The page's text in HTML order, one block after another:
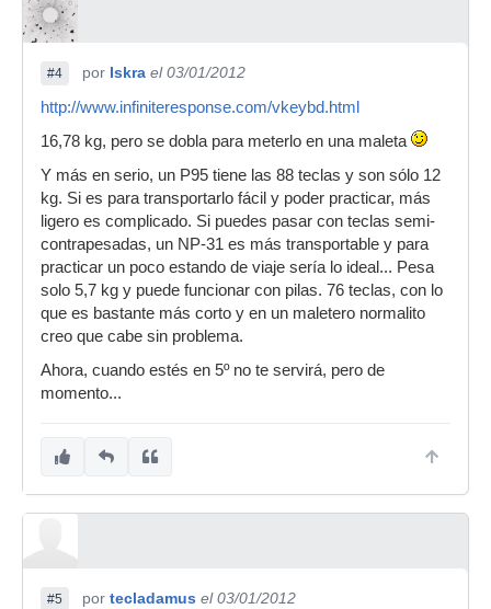
#4 por Iskra el 03/01/2012
http://www.infiniteresponse.com/vkeybd.html
16,78 kg, pero se dobla para meterlo en una maleta
Y más en serio, un P95 tiene las 88 teclas y son sólo 12
kg. Si es para transportarlo fácil y poder practicar, más
ligero es complicado. Si puedes pasar con teclas semi-
contrapesadas, un NP-31 es más transportable y para
practicar un poco estando de viaje sería lo ideal... Pesa
solo 5,7 kg y puede funcionar con pilas. 76 teclas, con lo
que es bastante más corto y en un maletero normalito
creo que cabe sin problema.
Ahora, cuando estés en 5º no te servirá, pero de
momento...
#5 por tecladamus el 03/01/2012